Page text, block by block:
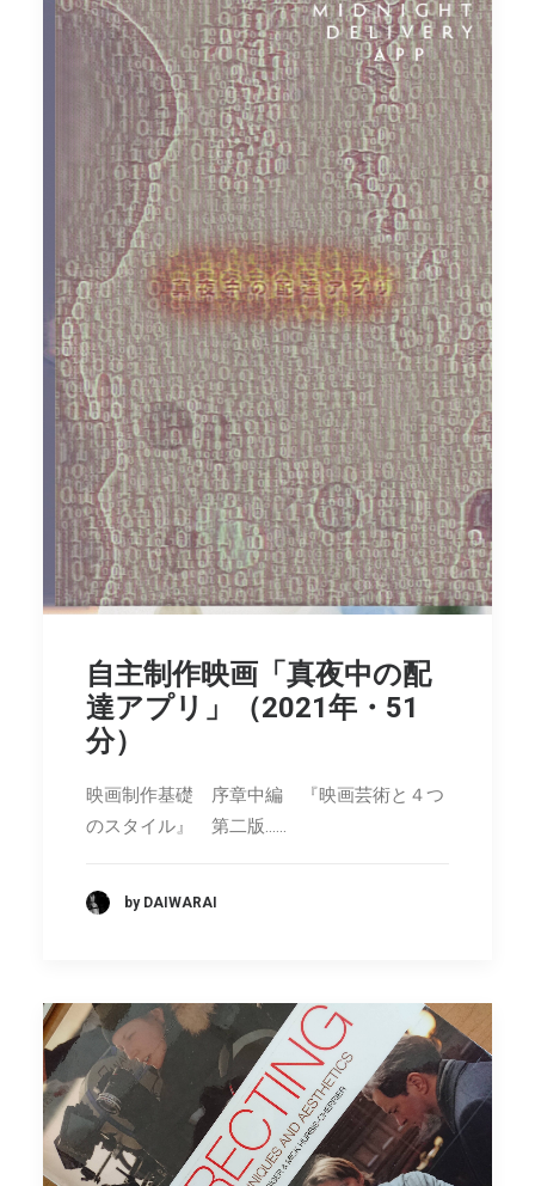
自主制作映画「真夜中の配
達アプリ」（2021年・51
分）
映画制作基礎 序章中編 『映画芸術と４つ
のスタイル』 第二版……
by DAIWARAI